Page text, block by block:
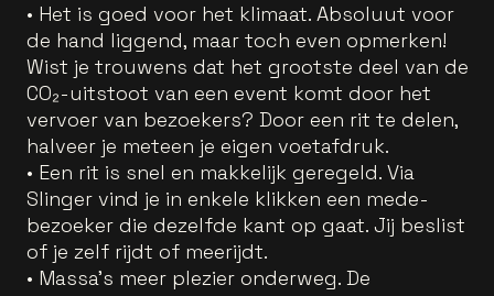
• Het is goed voor het klimaat. Absoluut voor
de hand liggend, maar toch even opmerken!
Wist je trouwens dat het grootste deel van de
CO₂-uitstoot van een event komt door het
vervoer van bezoekers? Door een rit te delen,
halveer je meteen je eigen voetafdruk.
• Een rit is snel en makkelijk geregeld. Via
Slinger vind je in enkele klikken een mede-
bezoeker die dezelfde kant op gaat. Jij beslist
of je zelf rijdt of meerijdt.
• Massa's meer plezier onderweg. De